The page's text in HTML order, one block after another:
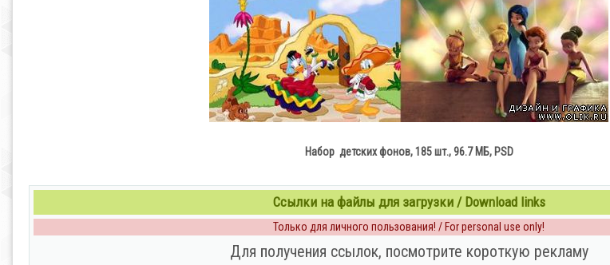
Набор детских фонов, 185 шт., 96.7 МБ, PSD
Ссылки на файлы для загрузки / Download links
Только для личного пользования! / For personal use only!
Для получения ссылок, посмотрите короткую рекламу